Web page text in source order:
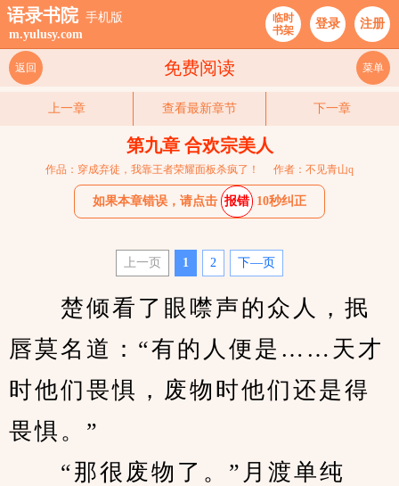
语录书院 手机版
m.yulusy.com
临时
书架
登录 注册
免费阅读
返回 菜单
上一章 查看最新章节 下一章
第九章 合欢宗美人
作品：穿成弃徒，我靠王者荣耀面板杀疯了！ 作者：不见青山q
如果本章错误，请点击 报错 10秒纠正
上一页 1 2 下—页
楚倾看了眼噤声的众人，抿
唇莫名道：“有的人便是……天才
时他们畏惧，废物时他们还是得
畏惧。”
“那很废物了。”月渡单纯